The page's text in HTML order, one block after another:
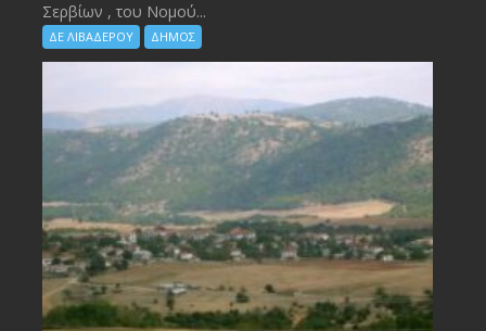
Σερβίων , του Νομού...
ΔΕ ΛΙΒΑΔΕΡΟΥ ΔΗΜΟΣ